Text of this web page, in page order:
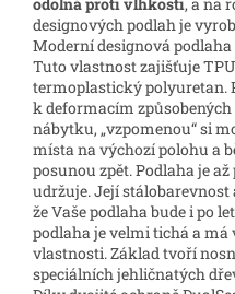
odolná proti vlhkosti, a na
designových podlah je
Moderní designová
Tuto vlastnost zajišťuje
termoplastický polyuretan.
k deformacím
nábytku, „vzpomenou“ si
místa na výchozí polohu a
posunou zpět. Podlaha je
udržuje. Její
že Vaše podlaha bude i po
podlaha je velmi tichá a
vlastnosti. Základ tvoří
speciálních jehličnatých